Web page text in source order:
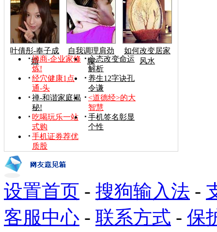
叶倩彤-奉子成
婚
自我调理肩劲
腰
如何改变居家
风水
禅商-企业家修
炼!
心态改变命运
解析
经穴健康1点
通-头
养生12字诀孔
令谦
禅-和谐家庭揭
秘!
<道德经>的大
智慧
吃喝玩乐一站
式购
手机签名彰显
个性
手机证券荐优
质股
设置首页 - 搜狗输入法 -
客服中心 - 联系方式 - 保